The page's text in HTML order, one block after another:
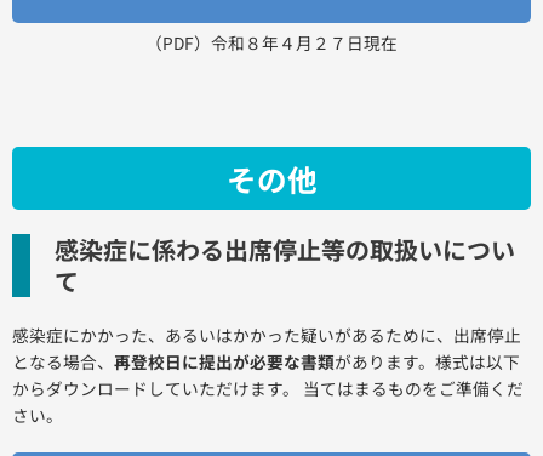
（PDF）令和８年４月２７日現在
その他
感染症に係わる出席停止等の取扱いについ
て
感染症にかかった、あるいはかかった疑いがあるために、出席停止
となる場合、 再登校日に提出が必要な書類があります。様式は以下
からダウンロードしていただけます。 当てはまるものをご準備くだ
さい。